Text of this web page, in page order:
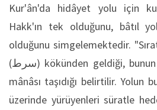
Kur'ân'da hidâyet yolu için
Hakk'ın tek olduğunu, bâtıl
olduğunu simgelemektedir.
(سرط) kökünden geldiği, bunun da "yutmak" (الابتلاع)
mânâsı taşıdığı belirtilir. Yolun
üzerinde yürüyenleri süratle